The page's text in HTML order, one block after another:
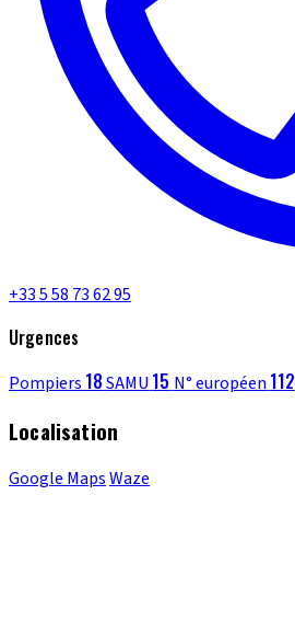
+33 5 58 73 62 95
Urgences
Pompiers 18SAMU 15 N° européen 112
Localisation
Google MapsWaze